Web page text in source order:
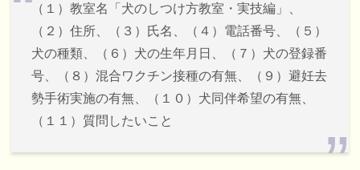
（１）教室名「犬のしつけ方教室・実技編」、
（２）住所、（３）氏名、（４）電話番号、（５）
犬の種類、（６）犬の生年月日、（７）犬の登録番
号、（８）混合ワクチン接種の有無、（９）避妊去
勢手術実施の有無、（１０）犬同伴希望の有無、
（１１）質問したいこと